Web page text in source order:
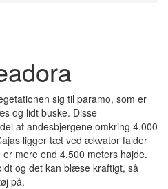
sig til paramo, som er
og lidt buske. Disse
af andesbjergene omkring 4.000
ligger tæt ved ækvator falder
mere end 4.500 meters højde.
og det kan blæse kraftigt, så
på.